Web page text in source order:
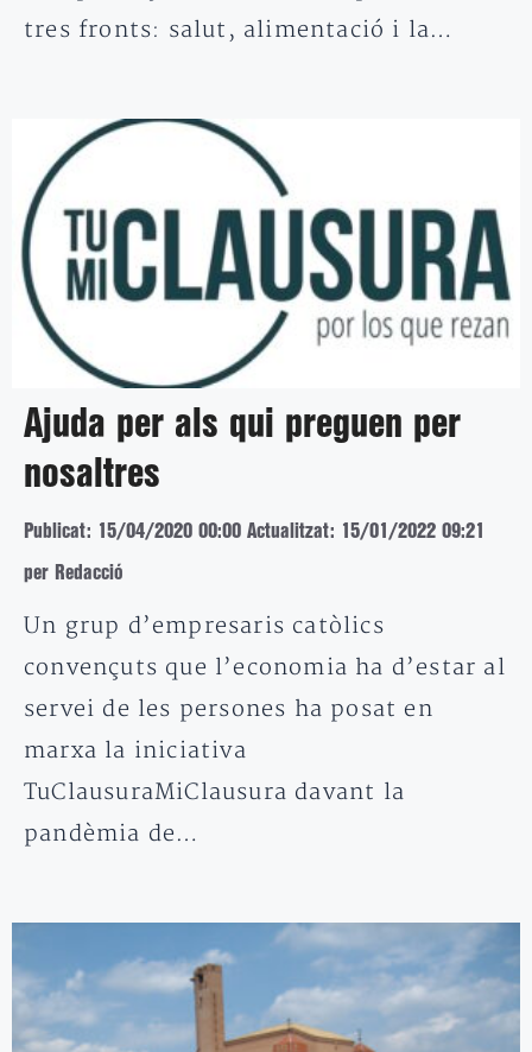
tres fronts: salut, alimentació i la…
Ajuda per als qui preguen per
nosaltres
Publicat: 15/04/2020 00:00 Actualitzat: 15/01/2022 09:21
per Redacció
Un grup d’empresaris catòlics
convençuts que l’economia ha d’estar al
servei de les persones ha posat en
marxa la iniciativa
TuClausuraMiClausura davant la
pandèmia de…